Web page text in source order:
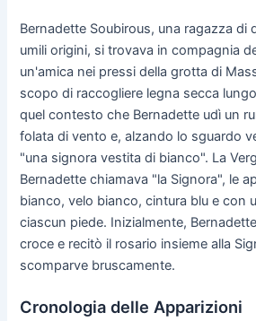
Bernadette Soubirous, una ragazza di
umili origini, si trovava in compagnia
un'amica nei pressi della grotta di
scopo di raccogliere legna secca
quel contesto che Bernadette udì un
folata di vento e, alzando lo sguardo
"una signora vestita di bianco". La
Bernadette chiamava "la Signora", le
bianco, velo bianco, cintura blu e con
ciascun piede. Inizialmente,
croce e recitò il rosario insieme alla
scomparve bruscamente.
Cronologia delle Apparizioni